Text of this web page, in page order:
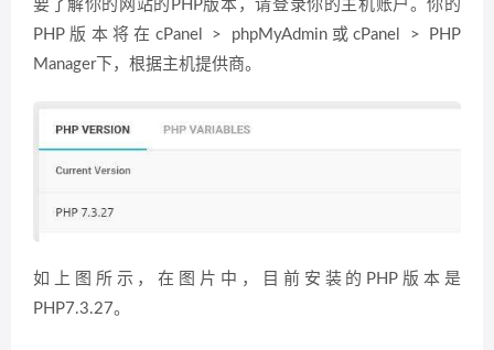
要了解你的网站的PHP版本，请登录你的主机账户。你的
PHP版本将在cPanel > phpMyAdmin或cPanel > PHP
Manager下，根据主机提供商。
如上图所示，在图片中，目前安装的PHP版本是
PHP7.3.27。